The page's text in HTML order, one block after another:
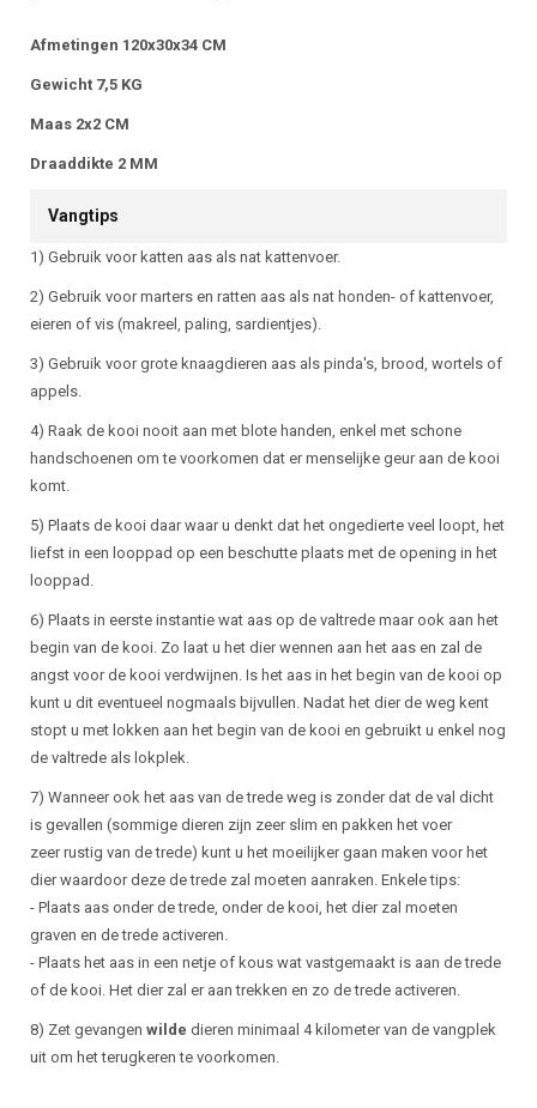
Afmetingen 120x30x34 CM
Gewicht 7,5 KG
Maas 2x2 CM
Draaddikte 2 MM
Vangtips
1) Gebruik voor katten aas als nat kattenvoer.
2) Gebruik voor marters en ratten aas als nat honden- of kattenvoer,
eieren of vis (makreel, paling, sardientjes).
3) Gebruik voor grote knaagdieren aas als pinda's, brood, wortels of
appels.
4) Raak de kooi nooit aan met blote handen, enkel met schone
handschoenen om te voorkomen dat er menselijke geur aan de kooi
komt.
5) Plaats de kooi daar waar u denkt dat het ongedierte veel loopt, het
liefst in een looppad op een beschutte plaats met de opening in het
looppad.
6) Plaats in eerste instantie wat aas op de valtrede maar ook aan het
begin van de kooi. Zo laat u het dier wennen aan het aas en zal de
angst voor de kooi verdwijnen. Is het aas in het begin van de kooi op
kunt u dit eventueel nogmaals bijvullen. Nadat het dier de weg kent
stopt u met lokken aan het begin van de kooi en gebruikt u enkel nog
de valtrede als lokplek.
7) Wanneer ook het aas van de trede weg is zonder dat de val dicht
is gevallen (sommige dieren zijn zeer slim en pakken het voer
zeer rustig van de trede) kunt u het moeilijker gaan maken voor het
dier waardoor deze de trede zal moeten aanraken. Enkele tips:
- Plaats aas onder de trede, onder de kooi, het dier zal moeten
graven en de trede activeren.
- Plaats het aas in een netje of kous wat vastgemaakt is aan de trede
of de kooi. Het dier zal er aan trekken en zo de trede activeren.
8) Zet gevangen wilde dieren minimaal 4 kilometer van de vangplek
uit om het terugkeren te voorkomen.